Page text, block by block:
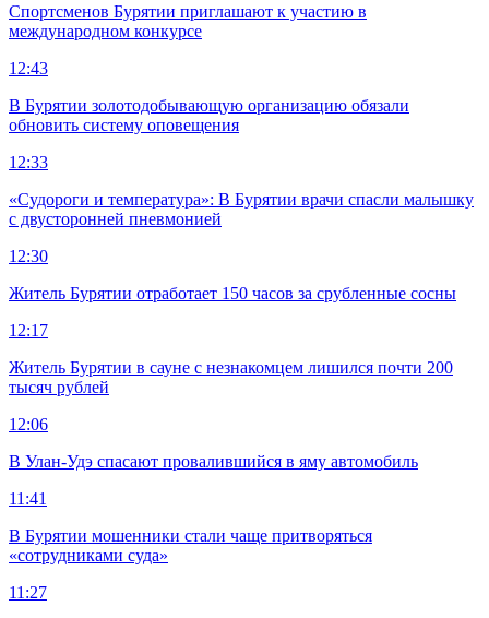
Спортсменов Бурятии приглашают к участию в
международном конкурсе
12:43
В Бурятии золотодобывающую организацию обязали
обновить систему оповещения
12:33
«Судороги и температура»: В Бурятии врачи спасли малышку
с двусторонней пневмонией
12:30
Житель Бурятии отработает 150 часов за срубленные сосны
12:17
Житель Бурятии в сауне с незнакомцем лишился почти 200
тысяч рублей
12:06
В Улан-Удэ спасают провалившийся в яму автомобиль
11:41
В Бурятии мошенники стали чаще притворяться
«сотрудниками суда»
11:27